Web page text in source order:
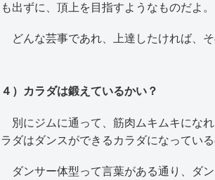
も出ずに、頂上を目指すようなものだよ。
どんな芸事であれ、上達したければ、
４）カラダは鍛えているかい？
別にジムに通って、筋肉ムキムキにな
ラダはダンスができるカラダになっている
ダンサー体型って言葉がある通り、ダ